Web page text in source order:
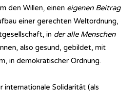
den Willen, einen eigenen Beitrag
einer gerechten Weltordnung,
in der alle Menschen
also gesund, gebildet, mit
in demokratischer Ordnung.
internationale Solidarität (als